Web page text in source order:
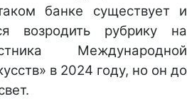
банке существует и
возродить рубрику на
Международной
в 2024 году, но он до